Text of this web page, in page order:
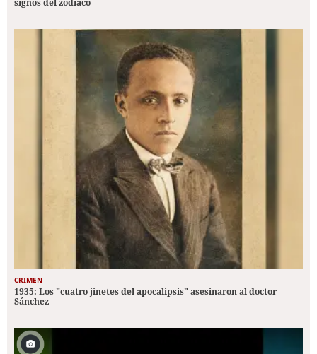
signos del zodiaco
CRIMEN
1935: Los "cuatro jinetes del apocalipsis" asesinaron al doctor
Sánchez